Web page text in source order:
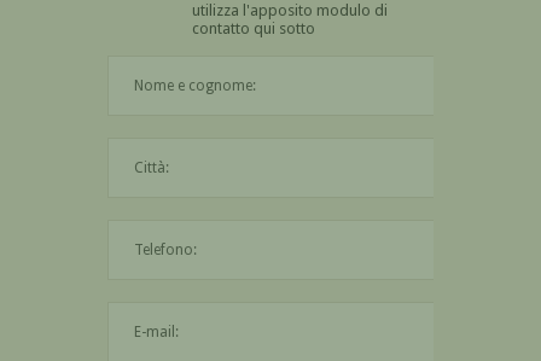
utilizza l'apposito modulo di
contatto qui sotto